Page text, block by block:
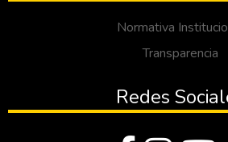
Normativa
Transparencia
Redes